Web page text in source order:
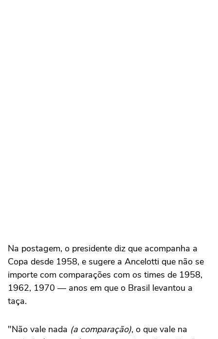
Na postagem, o presidente diz que acompanha a
Copa desde 1958, e sugere a Ancelotti que não se
importe com comparações com os times de 1958,
1962, 1970 — anos em que o Brasil levantou a
taça.
"Não vale nada (a comparação), o que vale na